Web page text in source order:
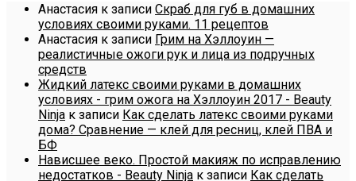
Анастасия к записи Скраб для губ в домашних
условиях своими руками. 11 рецептов
Анастасия к записи Грим на Хэллоуин —
реалистичные ожоги рук и лица из подручных
средств
Жидкий латекс своими руками в домашних
условиях - грим ожога на Хэллоуин 2017 - Beauty
Ninja к записи Как сделать латекс своими руками
дома? Сравнение — клей для ресниц, клей ПВА и
БФ
Нависшее веко. Простой макияж по исправлению
недостатков - Beauty Ninja к записи Как сделать